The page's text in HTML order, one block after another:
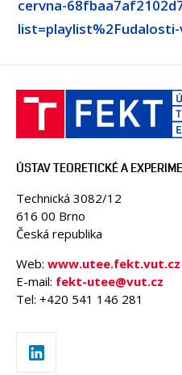
cervna-
ÚSTAV TEORETICKÉ A
Technická 3082/12
616 00 Brno
Česká republika
Web: www.utee.fekt.vut.cz
E-mail: fekt-utee@vut.cz
Tel: +420 541 146 281